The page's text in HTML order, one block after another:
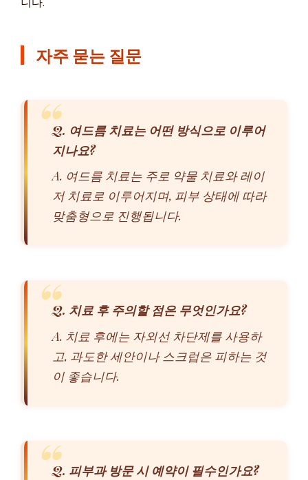
자주 묻는 질문
Q. 여드름 치료는 어떤 방식으로 이루어
지나요?
A. 여드름 치료는 주로 약물 치료와 레이
저 치료로 이루어지며, 피부 상태에 따라
맞춤형으로 진행됩니다.
Q. 치료 후 주의할 점은 무엇인가요?
A. 치료 후에는 자외선 차단제를 사용하
고, 과도한 세안이나 스크럽은 피하는 것
이 좋습니다.
Q. 피부과 방문 시 예약이 필수인가요?